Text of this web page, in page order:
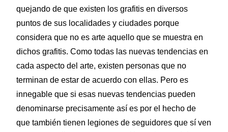
quejando de que existen los grafitis en diversos
puntos de sus localidades y ciudades porque
considera que no es arte aquello que se muestra en
dichos grafitis. Como todas las nuevas tendencias en
cada aspecto del arte, existen personas que no
terminan de estar de acuerdo con ellas. Pero es
innegable que si esas nuevas tendencias pueden
denominarse precisamente así es por el hecho de
que también tienen legiones de seguidores que sí ven